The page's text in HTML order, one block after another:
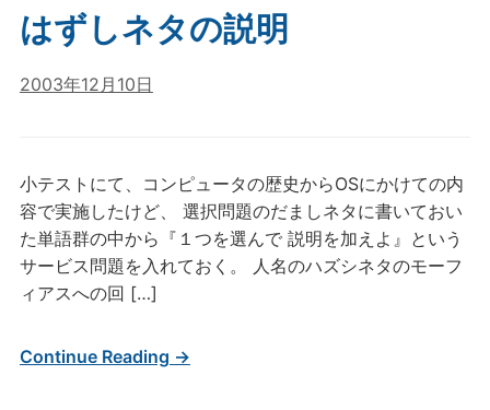
はずしネタの説明
2003年12月10日
小テストにて、コンピュータの歴史からOSにかけての内
容で実施したけど、 選択問題のだましネタに書いておい
た単語群の中から『１つを選んで 説明を加えよ』という
サービス問題を入れておく。 人名のハズシネタのモーフ
ィアスへの回 […]
Continue Reading →